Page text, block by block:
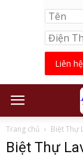
Liên
Trang chủ Biệt Thự
Biệt Thự